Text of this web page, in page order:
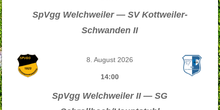
SpVgg Welchweiler — SV Kottweiler-
Schwanden II
8. August 2026
14:00
SpVgg Welchweiler II — SG